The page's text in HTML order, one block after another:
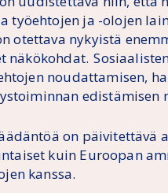
työehtojen ja -olojen
otettava nykyistä
noudattamisen,
edistämisen
on päivitettävä
kuin Euroopan
kanssa.